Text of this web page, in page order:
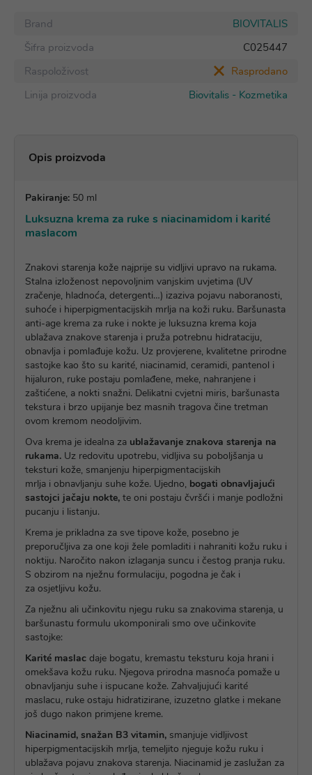
Brand
BIOVITALIS
Šifra proizvoda
C025447
Raspoloživost
Rasprodano
Linija proizvoda
Biovitalis - Kozmetika
Opis proizvoda
Pakiranje: 50 ml
Luksuzna krema za ruke s niacinamidom i karité
maslacom
Znakovi starenja kože najprije su vidljivi upravo na rukama.
Stalna izloženost nepovoljnim vanjskim uvjetima (UV
zračenje, hladnoća, detergenti…) izaziva pojavu naboranosti,
suhoće i hiperpigmentacijskih mrlja na koži ruku. Baršunasta
anti-age krema za ruke i nokte je luksuzna krema koja
ublažava znakove starenja i pruža potrebnu hidrataciju,
obnavlja i pomlađuje kožu. Uz provjerene, kvalitetne prirodne
sastojke kao što su karité, niacinamid, ceramidi, pantenol i
hijaluron, ruke postaju pomlađene, meke, nahranjene i
zaštićene, a nokti snažni. Delikatni cvjetni miris, baršunasta
tekstura i brzo upijanje bez masnih tragova čine tretman
ovom kremom neodoljivim.
Ova krema je idealna za ublažavanje znakova starenja na
rukama. Uz redovitu upotrebu, vidljiva su poboljšanja u
teksturi kože, smanjenju hiperpigmentacijskih
mrlja i obnavljanju suhe kože. Ujedno, bogati obnavljajući
sastojci jačaju nokte, te oni postaju čvršći i manje podložni
pucanju i listanju.
Krema je prikladna za sve tipove kože, posebno je
preporučljiva za one koji žele pomladiti i nahraniti kožu ruku i
noktiju. Naročito nakon izlaganja suncu i čestog pranja ruku.
S obzirom na nježnu formulaciju, pogodna je čak i
za osjetljivu kožu.
Za nježnu ali učinkovitu njegu ruku sa znakovima starenja, u
baršunastu formulu ukomponirali smo ove učinkovite
sastojke:
Karité maslac daje bogatu, kremastu teksturu koja hrani i
omekšava kožu ruku. Njegova prirodna masnoća pomaže u
obnavljanju suhe i ispucane kože. Zahvaljujući karité
maslacu, ruke ostaju hidratizirane, izuzetno glatke i mekane
još dugo nakon primjene kreme.
Niacinamid, snažan B3 vitamin, smanjuje vidljivost
hiperpigmentacijskih mrlja, temeljito njeguje kožu ruku i
ublažava pojavu znakova starenja. Niacinamid je zaslužan za